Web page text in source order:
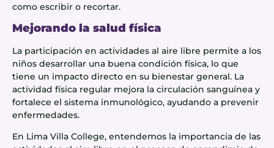
como escribir o recortar.
Mejorando la salud física
La participación en actividades al aire libre permite a los
niños desarrollar una buena condición física, lo que
tiene un impacto directo en su bienestar general. La
actividad física regular mejora la circulación sanguínea y
fortalece el sistema inmunológico, ayudando a prevenir
enfermedades.
En Lima Villa College, entendemos la importancia de las